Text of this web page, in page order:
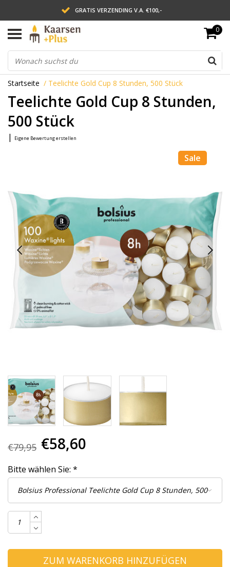
GRATIS VERZENDING V.A. €100,-
LEVERING BINNEN 2 WERKDAGEN
ACHTERAF BETALEN VIA AFTERPAY
0
Startseite / Teelichte Gold Cup 8 Stunden, 500 Stück
Teelichte Gold Cup 8 Stunden,
500 Stück
| Eigene Bewertung erstellen
Sale
€79,95 €58,60
Bitte wählen Sie: *
ZUM WARENKORB HINZUFÜGEN